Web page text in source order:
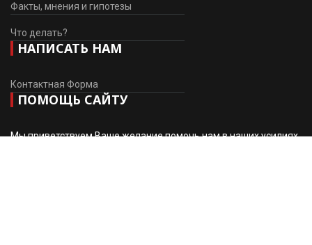
Факты, мнения и гипотезы
Что делать?
НАПИСАТЬ НАМ
Контактная Форма
ПОМОЩЬ САЙТУ
Мы приветствуем Ваше желание помочь нам в наших усилиях